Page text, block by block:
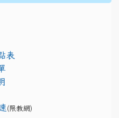
表
(限教網)